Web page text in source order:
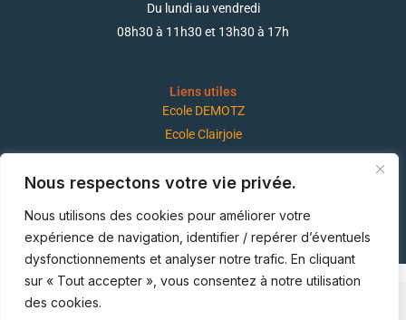
Nous respectons votre vie privée.
Nous utilisons des cookies pour améliorer votre
expérience de navigation, identifier / repérer d’éventuels
dysfonctionnements et analyser notre trafic. En cliquant
sur « Tout accepter », vous consentez à notre utilisation
des cookies.
Du lundi au vendredi
08h30 à 11h30 et 13h30 à 17h
Liens utiles
Ecole DEMOTZ
Ecole Clairjoie
Suivez-nous !
© 2026 Ecole Jeanne d'Arc Rumilly |